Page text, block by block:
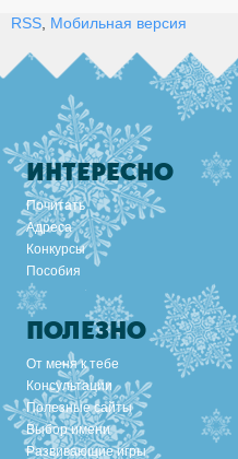
RSS Мобильная версия
ИНТЕРЕСНО
Почитать
Адреса
Конкурсы
Пособия
ПОЛЕЗНО
От меня к тебе
Консультации
Полезные сайты
Выбор имени
Развивающие игры